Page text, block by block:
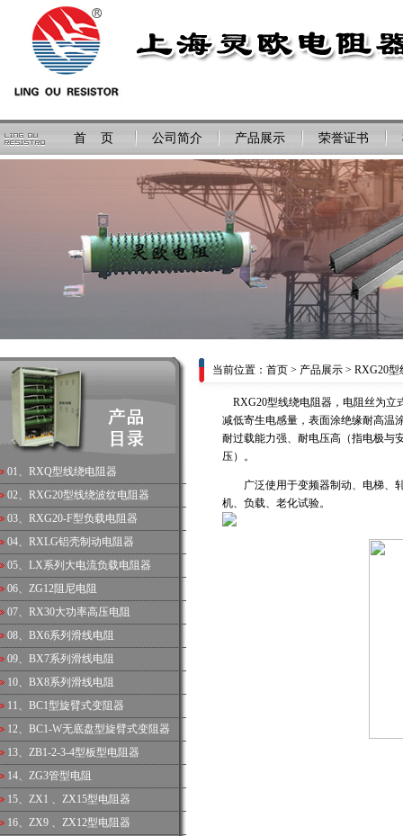
首 页 公司简介 产品展示 荣誉证书
01、 RXQ型线绕电阻器
02、 RXG20型线绕波纹电阻器
03、 RXG20-F型负载电阻器
04、 RXLG铝壳制动电阻器
05、 LX系列大电流负载电阻器
06、 ZG12阻尼电阻
07、 RX30大功率高压电阻
08、 BX6系列滑线电阻
09、 BX7系列滑线电阻
10、 BX8系列滑线电阻
11、 BC1型旋臂式变阻器
12、 BC1-W无底盘型旋臂式变阻器
13、 ZB1-2-3-4型板型电阻器
14、 ZG3管型电阻
15、 ZX1 、ZX15型电阻器
16、 ZX9 、ZX12型电阻器
当前位置： 首页 > 产品展示 > RXG20
RXG20型线绕电阻器，电阻丝为立
减低寄生电感量，表面涂绝缘耐高温
耐过载能力强、耐电压高（指电极与
压）。
广泛使用于变频器制动、电梯、
机、负载、老化试验。